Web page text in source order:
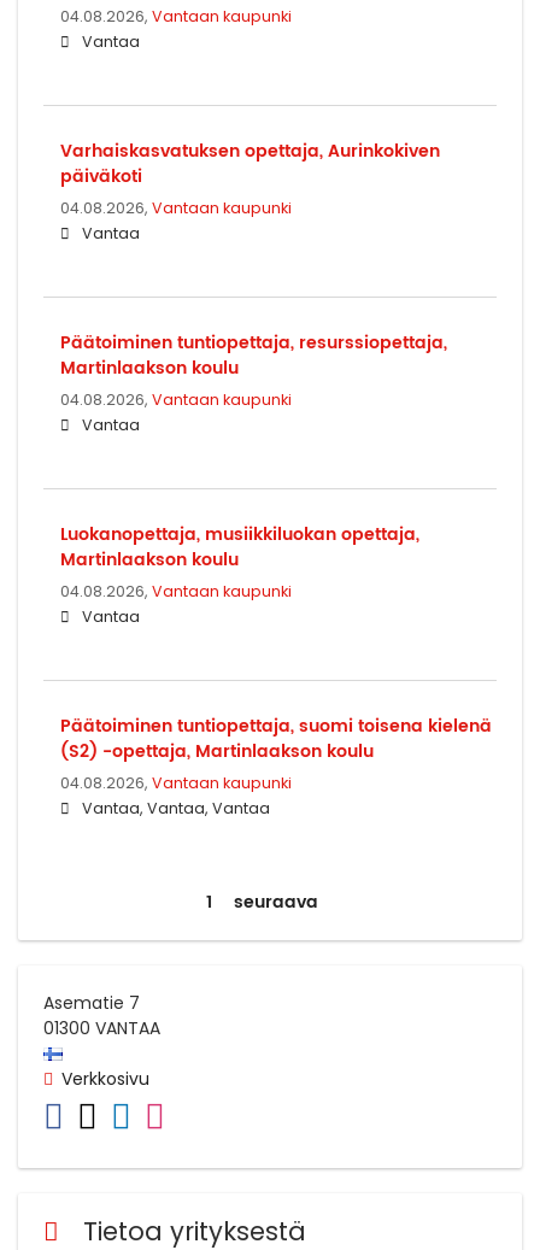
Asematie 7
01300 VANTAA
Verkkosivu
Tietoa yrityksestä
04.08.2026, Vantaan kaupunki
Vantaa
Varhaiskasvatuksen opettaja, Aurinkokiven
päiväkoti
04.08.2026, Vantaan kaupunki
Vantaa
Päätoiminen tuntiopettaja, resurssiopettaja,
Martinlaakson koulu
04.08.2026, Vantaan kaupunki
Vantaa
Luokanopettaja, musiikkiluokan opettaja,
Martinlaakson koulu
04.08.2026, Vantaan kaupunki
Vantaa
Päätoiminen tuntiopettaja, suomi toisena kielenä
(S2) -opettaja, Martinlaakson koulu
04.08.2026, Vantaan kaupunki
Vantaa, Vantaa, Vantaa
1 seuraava